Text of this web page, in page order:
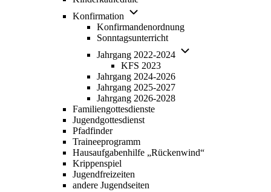
Konfirmation
Unternavigation von Konfirmation
Konfirmandenordnung
Sonntagsunterricht
Jahrgang 2022-2024
Unternavigation von
KFS 2023
Jahrgang 2024-2026
Jahrgang 2025-2027
Jahrgang 2026-2028
Familiengottesdienste
Jugendgottesdienst
Pfadfinder(opens in new tab)
Traineeprogramm
Hausaufgabenhilfe „Rückenwind“
Krippenspiel
Jugendfreizeiten
andere Jugendseiten